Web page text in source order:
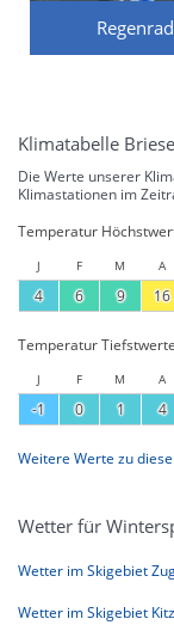
Klimatabelle Briese
Die Werte unserer
Klimastationen im
Temperatur
J F M A
4 6 9 16
Temperatur
J F M A
-1 0 1 4
Weitere Werte zu
Wetter für
Wetter im Skigebiet
Wetter im Skigebiet